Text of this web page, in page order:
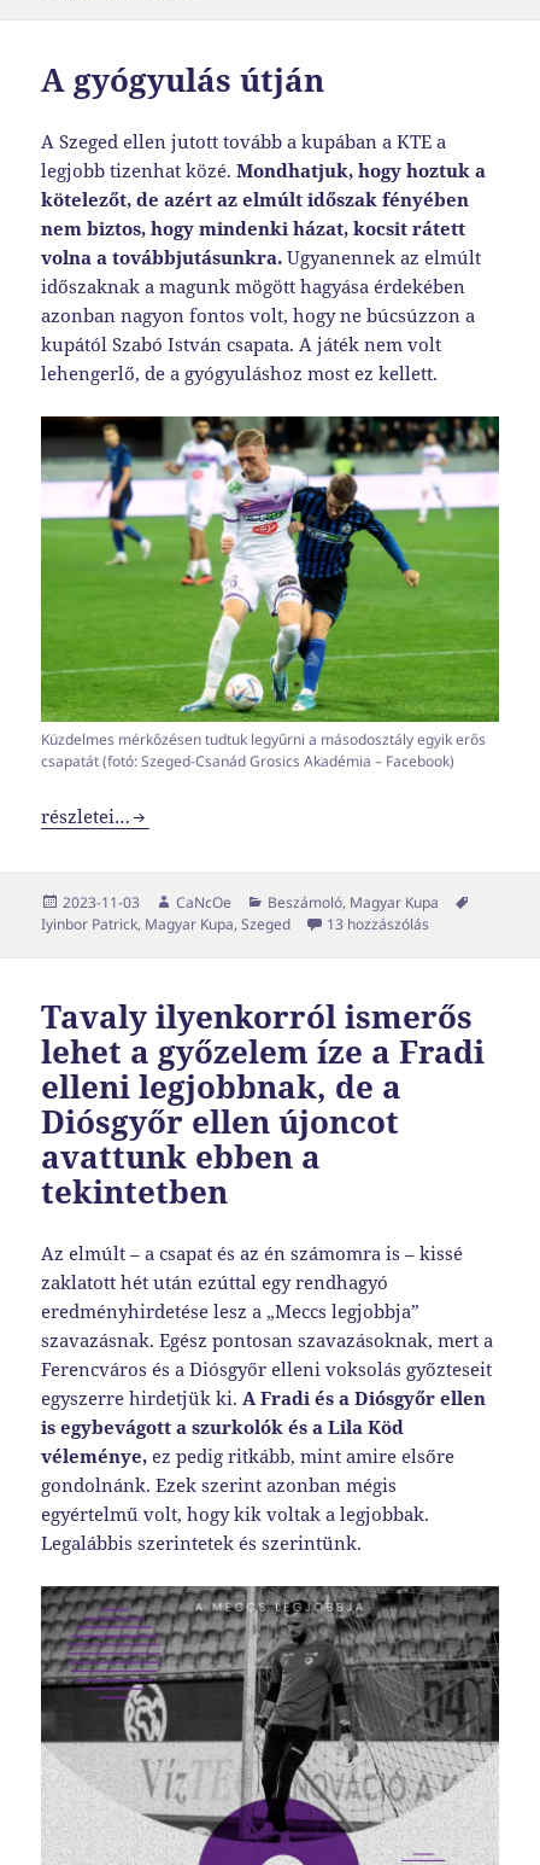
A gyógyulás útján
A Szeged ellen jutott tovább a kupában a KTE a
legjobb tizenhat közé.Mondhatjuk, hogy hoztuk a
kötelezőt, de azért az elmúlt időszak fényében
nem biztos, hogy mindenki házat, kocsit rátett
volna a továbbjutásunkra. Ugyanennek az elmúlt
időszaknak a magunk mögött hagyása érdekében
azonban nagyon fontos volt, hogy ne búcsúzzon a
kupától Szabó István csapata. A játék nem volt
lehengerlő, de a gyógyuláshoz most ez kellett.
Küzdelmes mérkőzésen tudtuk legyűrni a másodosztály egyik erős
csapatát (fotó: Szeged-Csanád Grosics Akadémia – Facebook)
A gyógyulás útján
részletei…
Közzétéve
2023-11-03 Szerző
CaNcOe Kategória
Beszámoló, Magyar Kupa
Iyinbor Patrick, Magyar Kupa,Szeged 13 hozzászólás
Tavaly ilyenkorról ismerős
lehet a győzelem íze a Fradi
elleni legjobbnak, de a
Diósgyőr ellen újoncot
avattunk ebben a
tekintetben
Az elmúlt – a csapat és az én számomra is – kissé
zaklatott hét után ezúttal egy rendhagyó
eredményhirdetése lesz a „Meccs legjobbja”
szavazásnak. Egész pontosan szavazásoknak, mert a
Ferencváros és a Diósgyőr elleni voksolás győzteseit
egyszerre hirdetjük ki. A Fradi és a Diósgyőr ellen
is egybevágott a szurkolók és a Lila Köd
véleménye, ez pedig ritkább, mint amire elsőre
gondolnánk. Ezek szerint azonban mégis
egyértelmű volt, hogy kik voltak a legjobbak.
Legalábbis szerintetek és szerintünk.